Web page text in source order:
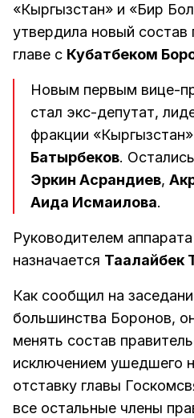
«Кыргызстан» и «Бир
утвердила новый состав
главе с Кубатбеком
Новым первым вице-
стал экс-депутат,
фракции «Кыргызстан»
Батырбеков.
Эркин Асрандиев,
Аида Исмаилова.
Руководителем
назначается Таалайбек
Как сообщил на
большинства Боронов,
менять состав
исключением ушедшего
отставку главы
все остальные члены